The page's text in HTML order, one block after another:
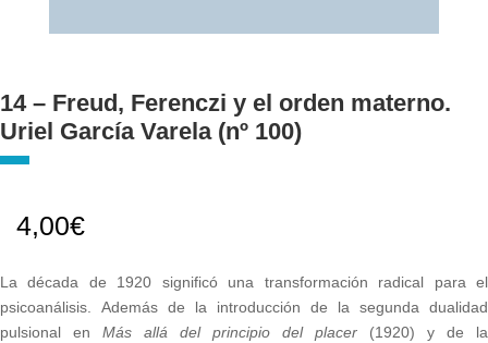
14 – Freud, Ferenczi y el orden materno.
Uriel García Varela (nº 100)
4,00€
La década de 1920 significó una transformación radical para el
psicoanálisis. Además de la introducción de la segunda dualidad
pulsional en Más allá del principio del placer (1920) y de la